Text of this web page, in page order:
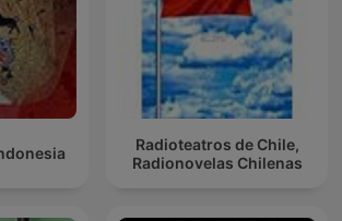
Radioteatros de Chile,
Radionovelas Chilenas